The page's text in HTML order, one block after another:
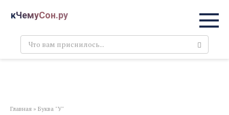
кЧемуСон.ру
Поиск:
Главная » Буква "У"